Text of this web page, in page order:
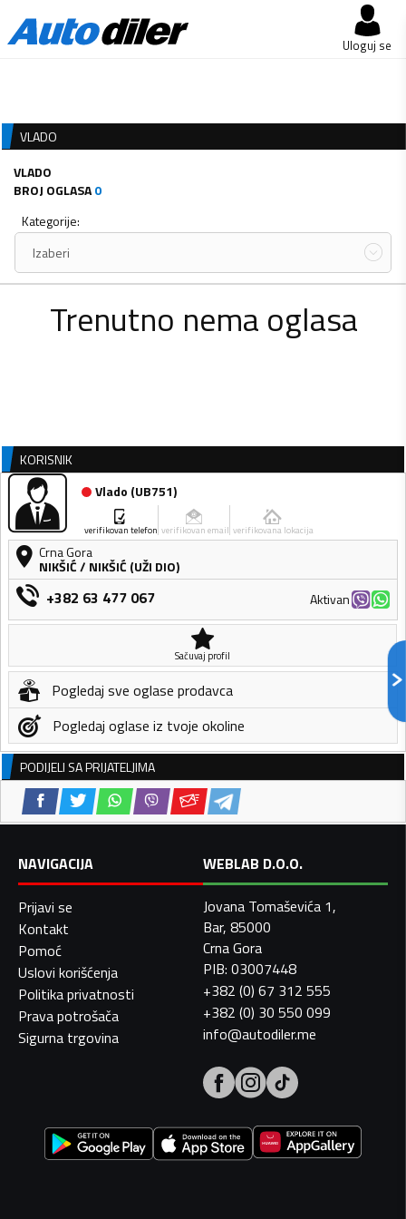
Uloguj se
VLADO
VLADO
BROJ OGLASA0
Kategorije:
Izaberi
Trenutno nema oglasa
KORISNIK
Vlado (UB751)
verifikovan telefon verifikovan email verifikovana lokacija
Crna Gora
NIKŠIĆ/ NIKŠIĆ (UŽI DIO)
+382 63 477 067 Aktivan
Sačuvaj profil
Pogledaj sve oglase prodavca
Pogledaj oglase iz tvoje okoline
PODIJELI SA PRIJATELJIMA
NAVIGACIJA
Prijavi se
Kontakt
Pomoć
Uslovi korišćenja
Politika privatnosti
Prava potrošača
Sigurna trgovina
WEBLAB D.O.O.
Jovana Tomaševića 1,
Bar, 85000
Crna Gora
PIB: 03007448
+382 (0) 67 312 555
+382 (0) 30 550 099
info@autodiler.me